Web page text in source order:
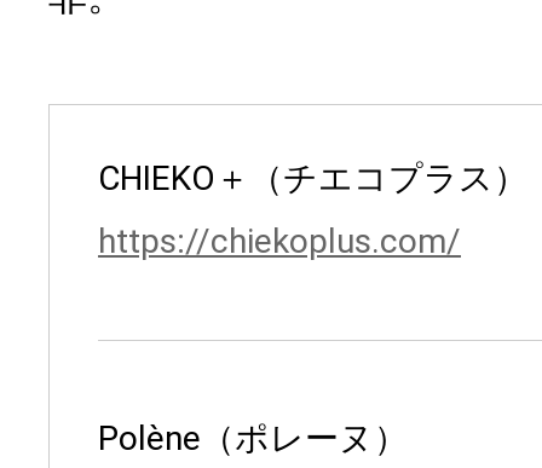
CHIEKO＋（チエコプラス）
https://chiekoplus.com/
Polène（ポレーヌ）